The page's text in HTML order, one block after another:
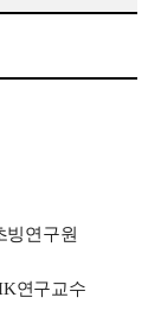
빙연구원
연구교수